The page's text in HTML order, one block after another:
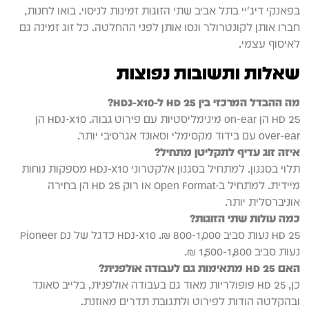
בפאנקי דיג'יי בתל אביב שתי הזוגות זמינות לניסוי. בואו לחנות,
חברו אותן לקונטרולר ונסו אותן לפני ההחלטה. כל זוג זמינה גם
לאיסוף עצמי.
שאלות ותשובות נפוצות
מה ההבדל המרכזי בין HD 25 ל-HDJ-X10?
HD 25 הן on-ear מינימליסטיות עם פירוט גבוה. HDJ-X10 הן
over-ear עם בידוד מקסימלי וסאונד אגרסיבי יותר.
איזה זוג עדיף לתקליטן מתחיל?
תלוי בסגנון. למתחיל בסגנון אלקטרוני HDJ-X10 מספקות נוחות
מיידית. למתחיל ב-Open Format או רוק HD 25 הן בחירה
אוניברסלית יותר.
כמה עולות שתי הזוגות?
HD 25 נעות סביב 800-1,000 ₪. HDJ-X10 כדגל של Pioneer DJ
נעות סביב 1,500-1,800 ₪.
האם HD 25 מתאימות גם לעבודה אולפנית?
כן, HD 25 פופולריות מאוד גם בעבודה אולפנית, בלייב סאונד
ובהקלטה הודות לפירוט ולתגובת תדרים מאוזנת.